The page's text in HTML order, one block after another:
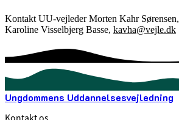
Kontakt UU-vejleder Morten Kahr Sørensen,
Karoline Visselbjerg Basse, kavha@vejle.dk
Ungdommens Uddannelsesvejledning